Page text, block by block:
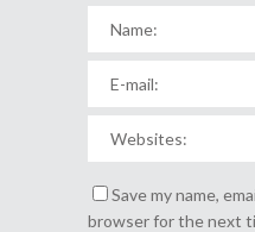
Save my name,
browser for the next